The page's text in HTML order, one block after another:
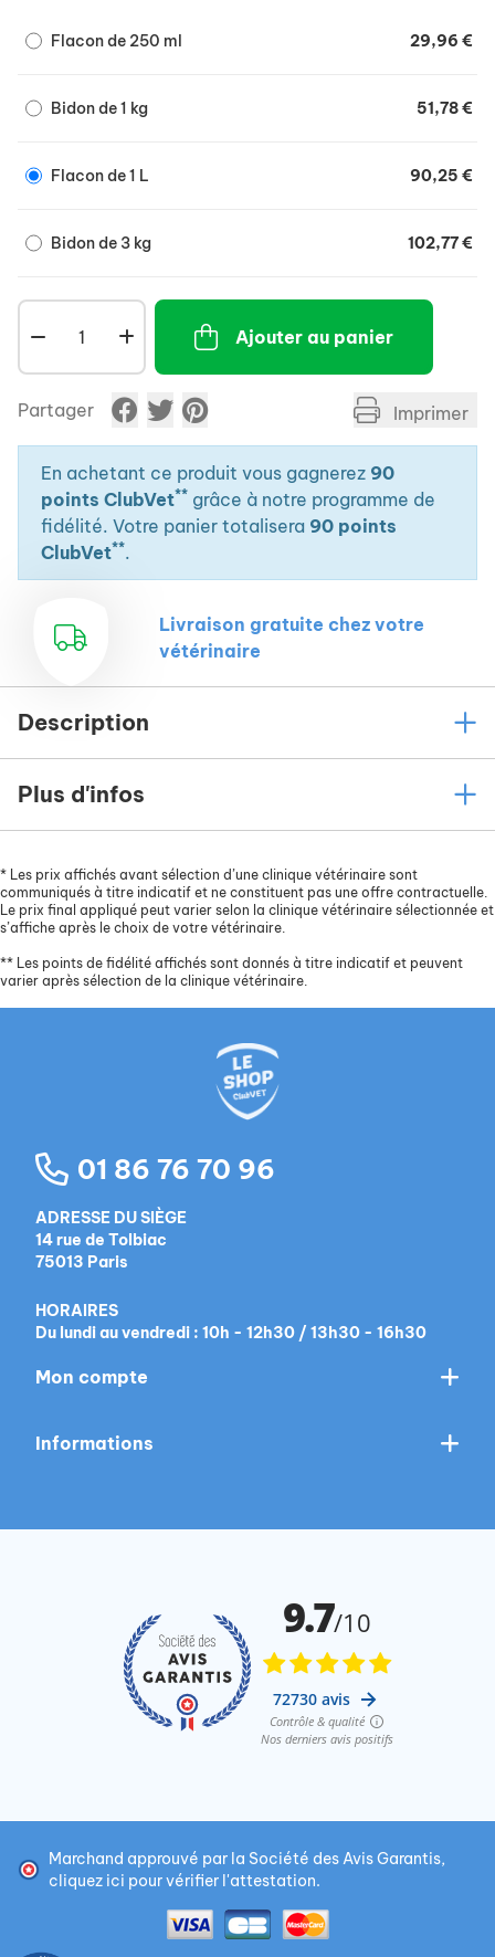
fonctionnement ovarien et la qualité des chaleurs
- Chez le poulain, nouveau-né ou faible.
Flacon de 250 ml 29,96 €
Bidon de 1 kg 51,78 €
Flacon de 1 L 90,25 €
Bidon de 3 kg 102,77 €
Ajouter au panier
Partager Imprimer
En achetant ce produit vous gagnerez 90
points ClubVet** grâce à notre programme de
fidélité. Votre panier totalisera 90 points
ClubVet**.
Livraison gratuite chez votre
vétérinaire
Description
Plus d'infos
* Les prix affichés avant sélection d’une clinique vétérinaire sont
communiqués à titre indicatif et ne constituent pas une offre contractuelle.
Le prix final appliqué peut varier selon la clinique vétérinaire sélectionnée et
s’affiche après le choix de votre vétérinaire.
** Les points de fidélité affichés sont donnés à titre indicatif et peuvent
varier après sélection de la clinique vétérinaire.
01 86 76 70 96
ADRESSE DU SIÈGE
14 rue de Tolbiac
75013 Paris
HORAIRES
Du lundi au vendredi : 10h - 12h30 / 13h30 - 16h30
Mon compte
Informations
Marchand approuvé par la Société des Avis Garantis,
cliquez ici pour vérifier l'attestation.